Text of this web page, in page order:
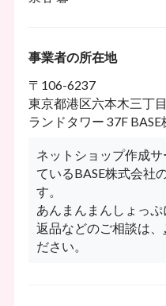
事業者の所在地
〒106-6237
東京都港区六本木三丁
ランドタワー 37F BASE
ネットショップ作成サ
ているBASE株式会社
す。
あんまんまんしょっぷ
返品などのご相談は、
ださい。